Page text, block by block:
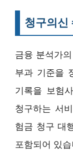
청구의신
금융 분석가
부과 기준을
기록을 보험
청구하는 서
험금 청구 대
포함되어 있